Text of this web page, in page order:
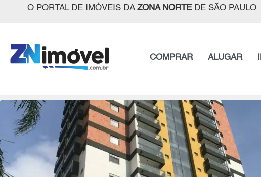
O PORTAL DE IMÓVEIS DA ZONA NORTEDE SÃO PAULO
COMPRAR ALUGAR